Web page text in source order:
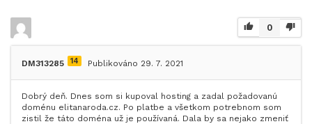
0
DM313285 14 Publikováno 29. 7. 2021
Dobrý deň. Dnes som si kupoval hosting a zadal požadovanú
doménu elitanaroda.cz. Po platbe a všetkom potrebnom som
zistil že táto doména už je používaná. Dala by sa nejako zmeniť